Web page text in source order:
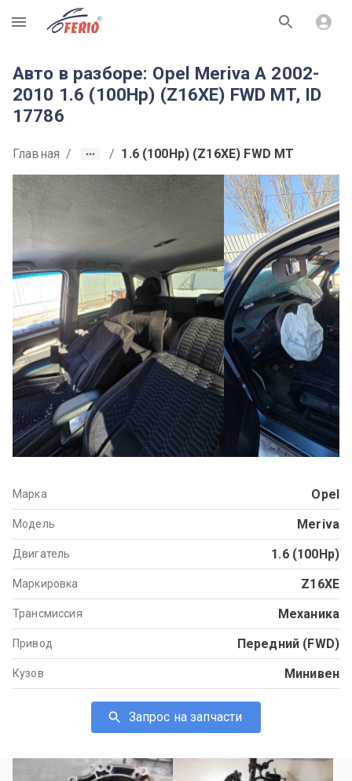
R
Авто в разборе: Opel Meriva A 2002-
2010 1.6 (100Hp) (Z16XE) FWD MT, ID
17786
Главная / / 1.6 (100Hp) (Z16XE) FWD MT
Марка Opel
Модель Meriva
Двигатель 1.6 (100Hp)
Маркировка Z16XE
Трансмиссия Механика
Привод Передний (FWD)
Кузов Минивен
Запрос на запчасти